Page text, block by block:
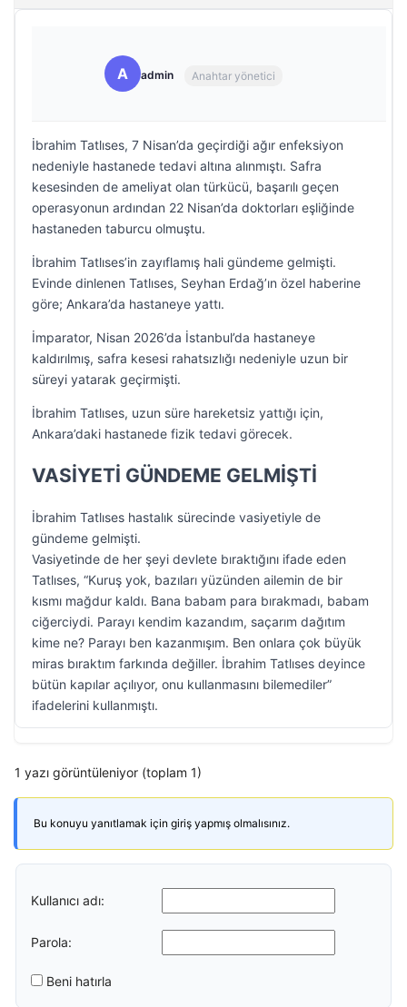
A admin Anahtar yönetici
İbrahim Tatlıses, 7 Nisan’da geçirdiği ağır enfeksiyon
nedeniyle hastanede tedavi altına alınmıştı. Safra
kesesinden de ameliyat olan türkücü, başarılı geçen
operasyonun ardından 22 Nisan’da doktorları eşliğinde
hastaneden taburcu olmuştu.
İbrahim Tatlıses’in zayıflamış hali gündeme gelmişti.
Evinde dinlenen Tatlıses, Seyhan Erdağ’ın özel haberine
göre; Ankara’da hastaneye yattı.
İmparator, Nisan 2026’da İstanbul’da hastaneye
kaldırılmış, safra kesesi rahatsızlığı nedeniyle uzun bir
süreyi yatarak geçirmişti.
İbrahim Tatlıses, uzun süre hareketsiz yattığı için,
Ankara’daki hastanede fizik tedavi görecek.
VASİYETİ GÜNDEME GELMİŞTİ
İbrahim Tatlıses hastalık sürecinde vasiyetiyle de
gündeme gelmişti.
Vasiyetinde de her şeyi devlete bıraktığını ifade eden
Tatlıses, “Kuruş yok, bazıları yüzünden ailemin de bir
kısmı mağdur kaldı. Bana babam para bırakmadı, babam
ciğerciydi. Parayı kendim kazandım, saçarım dağıtım
kime ne? Parayı ben kazanmışım. Ben onlara çok büyük
miras bıraktım farkında değiller. İbrahim Tatlıses deyince
bütün kapılar açılıyor, onu kullanmasını bilemediler”
ifadelerini kullanmıştı.
1 yazı görüntüleniyor (toplam 1)
Bu konuyu yanıtlamak için giriş yapmış olmalısınız.
Kullanıcı adı:
Parola:
Beni hatırla